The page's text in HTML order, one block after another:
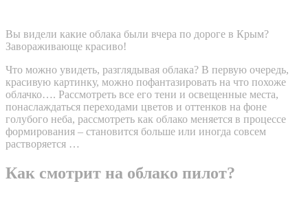
Вы видели какие облака были вчера по дороге в Крым?
Завораживающе красиво!
Что можно увидеть, разглядывая облака? В первую очередь,
красивую картинку, можно пофантазировать на что похоже
облачко…. Рассмотреть все его тени и освещенные места,
понаслаждаться переходами цветов и оттенков на фоне
голубого неба, рассмотреть как облако меняется в процессе
формирования – становится больше или иногда совсем
растворяется …
Как смотрит на облако пилот?